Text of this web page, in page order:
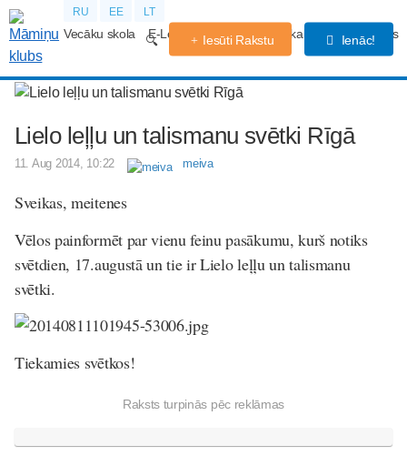
RU EE LT
Vecāku skola E-Lekcijas Grūtniecības kalendārs Forums
Iesūti Rakstu Ienāc!
Lielo leļļu un talismanu svētki Rīgā
11. Aug 2014, 10:22 meiva
Sveikas, meitenes
Vēlos painformēt par vienu feinu pasākumu, kurš notiks
svētdien, 17.augustā un tie ir Lielo leļļu un talismanu
svētki.
Tiekamies svētkos!
Raksts turpinās pēc reklāmas